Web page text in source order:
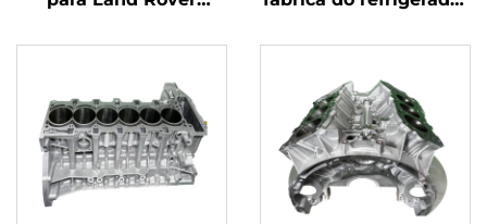
Rover: conxunto de
para motor diésel 3,0 T
V6 306DT, LR061969,
LR013148, LR124259
motor de gasolina
modelos LR124259,
LR013148, LR040738, 6
cilindros